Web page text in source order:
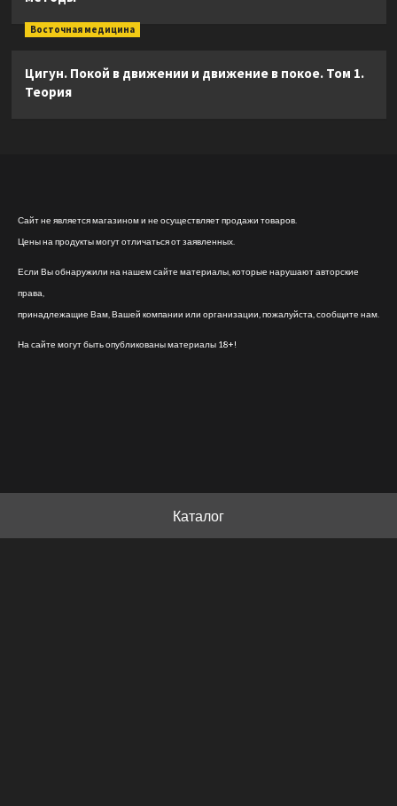
Восточная медицина
Цигун. Покой в движении и движение в покое. Том 1.
Теория
Сайт не является магазином и не осуществляет продажи товаров.
Цены на продукты могут отличаться от заявленных.
Если Вы обнаружили на нашем сайте материалы, которые нарушают авторские
права,
принадлежащие Вам, Вашей компании или организации, пожалуйста, сообщите нам.
На сайте могут быть опубликованы материалы 18+!
Каталог